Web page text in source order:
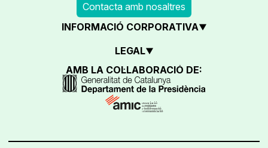
Contacta amb nosaltres
INFORMACIÓ CORPORATIVA
LEGAL
AMB LA COL·LABORACIÓ DE: